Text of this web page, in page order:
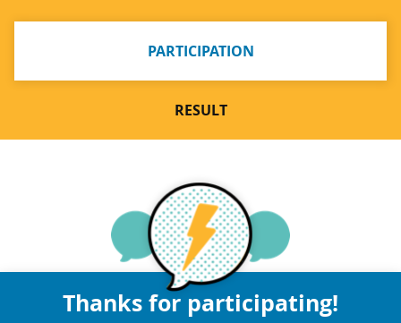
PARTICIPATION
RESULT
Thanks for participating!